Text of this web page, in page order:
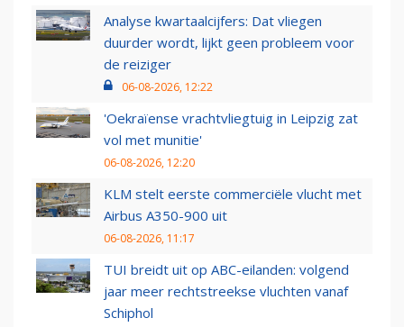
Analyse kwartaalcijfers: Dat vliegen
duurder wordt, lijkt geen probleem voor
de reiziger
06-08-2026, 12:22
'Oekraïense vrachtvliegtuig in Leipzig zat
vol met munitie'
06-08-2026, 12:20
KLM stelt eerste commerciële vlucht met
Airbus A350-900 uit
06-08-2026, 11:17
TUI breidt uit op ABC-eilanden: volgend
jaar meer rechtstreekse vluchten vanaf
Schiphol